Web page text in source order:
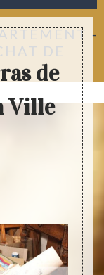
-
DE
de
Ville